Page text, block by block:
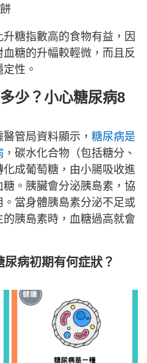
糖指數高的食物有益，因
糖的升幅較輕微，而且反
性。
少？小心糖尿病8
管局資料顯示， 糖尿病是
，碳水化合物（包括糖分、
成葡萄糖，由小腸吸收進
。胰臟會分泌胰島素，協
當身體胰島素分泌不足或
胰島素時，血糖過高就會
病初期有何症狀？